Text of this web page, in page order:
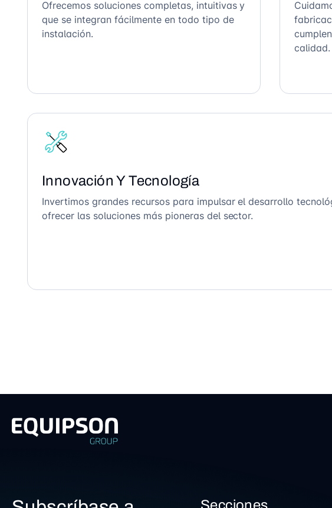
Ofrecemos soluciones completas, intuitivas y
que se integran fácilmente en todo tipo de
instalación.
calidad.
Innovación Y Tecnología
Invertimos grandes recursos para impulsar el desarrollo
ofrecer las soluciones más pioneras del sector.